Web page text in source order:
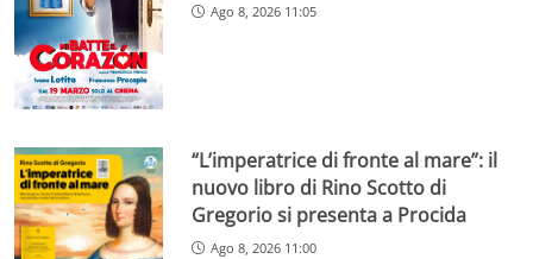
Ago 8, 2026 11:05
“L’imperatrice di fronte al mare”: il
nuovo libro di Rino Scotto di
Gregorio si presenta a Procida
Ago 8, 2026 11:00